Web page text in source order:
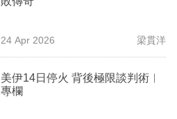
24 Apr 2026 梁貫洋
美伊14日停火 背後極限談判術︳
專欄